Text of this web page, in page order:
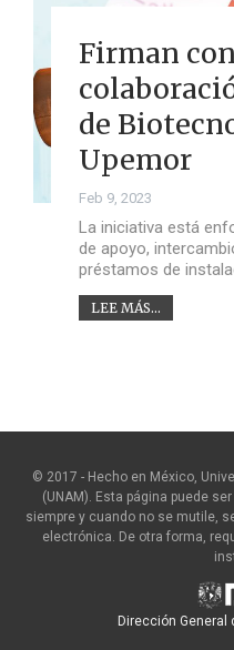
Firman
de
Upemor
Feb 9, 2023
La iniciativa está
de apoyo,
préstamos de
LEE MÁS...
© 2017 - Hecho en México,
(UNAM). Esta página puede
siempre y cuando no se mutile,
electrónica. De otra forma,
Dirección General